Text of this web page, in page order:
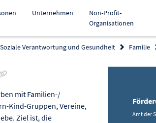
Unternehmen
Non-Profit-
Organisationen
Soziale Verantwortung und Gesundheit Familie
Link zur Förderung kopieren
mit Familien-/
Kind-Gruppen, Vereine,
Ziel ist, die
Amt der